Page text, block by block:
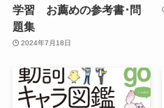
学習 お薦めの参考書･問
題集
2024年7月18日